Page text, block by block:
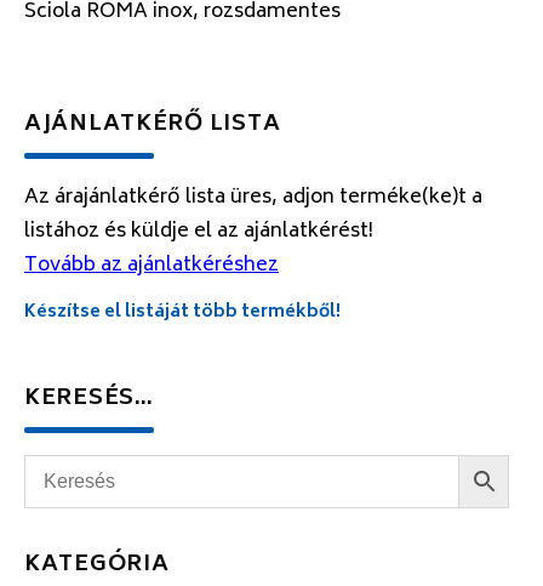
Sciola ROMA inox, rozsdamentes
AJÁNLATKÉRŐ LISTA
Az árajánlatkérő lista üres, adjon terméke(ke)t a
listához és küldje el az ajánlatkérést!
Tovább az ajánlatkéréshez
Készítse el listáját több termékből!
KERESÉS…
KATEGÓRIA